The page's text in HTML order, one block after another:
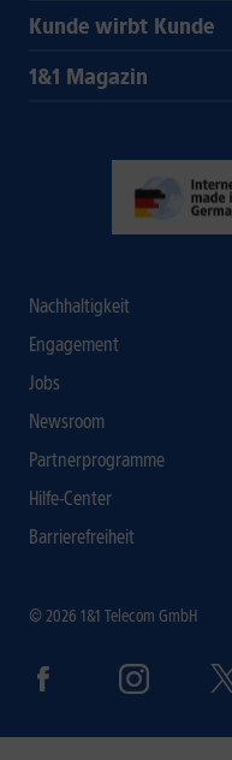
Kunde wirbt Kunde
1&1 Magazin
Nachhaltigkeit
Engagement
Jobs
Newsroom
Partnerprogramme
Hilfe-Center
Barrierefreiheit
© 2026 1&1 Telecom GmbH